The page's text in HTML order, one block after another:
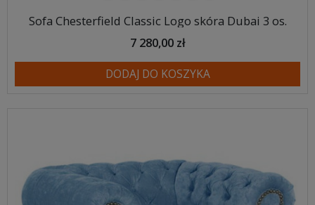
Sofa Chesterfield Classic Logo skóra Dubai 3 os.
7 280,00 zł
DODAJ DO KOSZYKA